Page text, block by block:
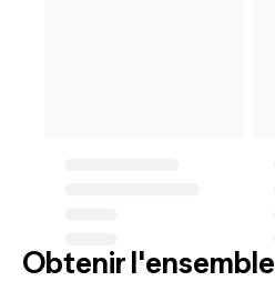
Obtenir l'ensemble